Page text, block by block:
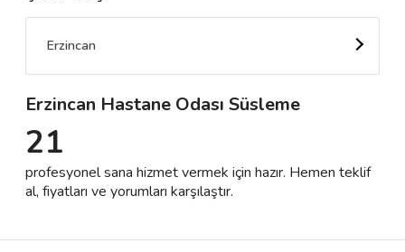
🌟 Müşteri Değerlendirmeleri
Destek
İletişim
Erzincan
Erzincan Hastane Odası Süsleme
21
profesyonel sana hizmet vermek için hazır. Hemen teklif
al, fiyatları ve yorumları karşılaştır.